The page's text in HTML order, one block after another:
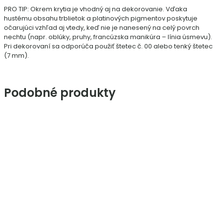
PRO TIP: Okrem krytia je vhodný aj na dekorovanie. Vďaka
hustému obsahu trblietok a platinových pigmentov poskytuje
očarujúci vzhľad aj vtedy, keď nie je nanesený na celý povrch
nechtu (napr. oblúky, pruhy, francúzska manikúra – línia úsmevu).
Pri dekorovaní sa odporúča použiť štetec č. 00 alebo tenký štetec
(7 mm).
Podobné produkty